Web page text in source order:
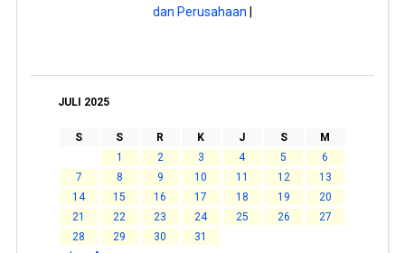
dan Perusahaan
JULI 2025
S S R K J S
M
1
2 3 4 5
6
7
8 9 10 11 12
13
14
15 16 17 18 19
20
21
22 23 24 25 26
27
28
29 30
31